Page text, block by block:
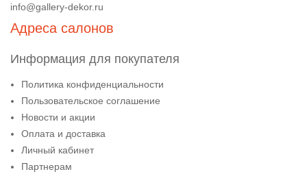
info@gallery-dekor.ru
Адреса салонов
Информация для покупателя
Политика конфиденциальности
Пользовательское соглашение
Новости и акции
Оплата и доставка
Личный кабинет
Партнерам